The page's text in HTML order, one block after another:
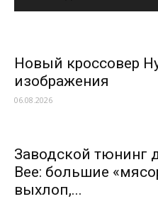
Новый кроссовер
изображения
06.08.2026
Заводской тюнинг
Bee: большие
выхлоп,...